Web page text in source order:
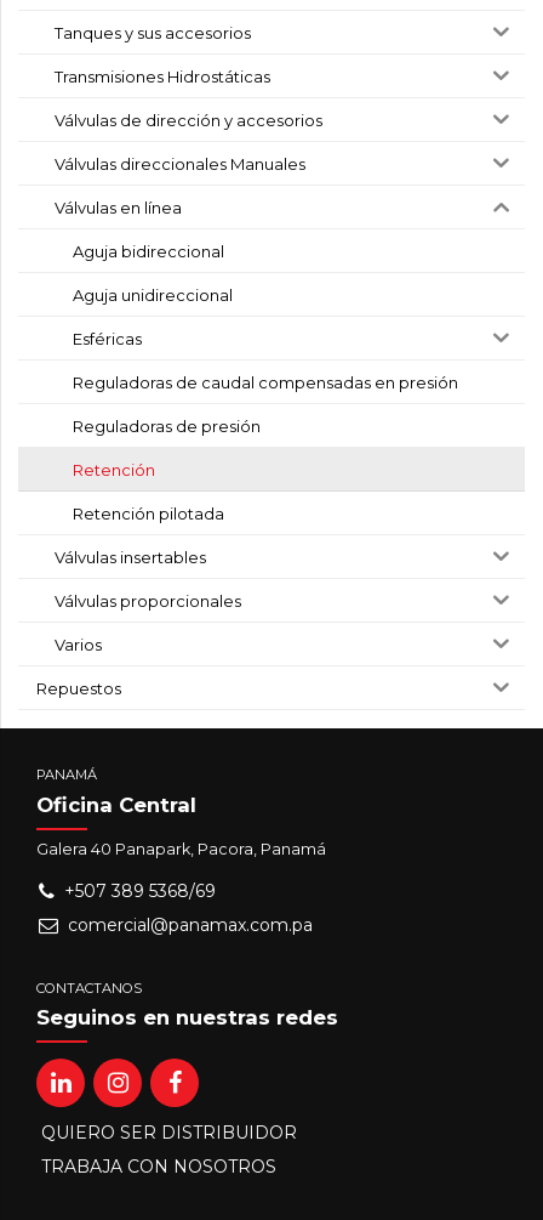
Tanques y sus accesorios
Transmisiones Hidrostáticas
Válvulas de dirección y accesorios
Válvulas direccionales Manuales
Válvulas en línea
Aguja bidireccional
Aguja unidireccional
Esféricas
Reguladoras de caudal compensadas en presión
Reguladoras de presión
Retención
Retención pilotada
Válvulas insertables
Válvulas proporcionales
Varios
Repuestos
PANAMÁ
Oficina Central
Galera 40 Panapark, Pacora, Panamá
+507 389 5368/69
comercial@panamax.com.pa
CONTACTANOS
Seguinos en nuestras redes
QUIERO SER DISTRIBUIDOR
TRABAJA CON NOSOTROS